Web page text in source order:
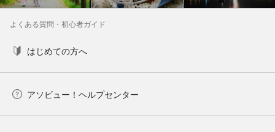
よくある質問・初心者ガイド
はじめての方へ
アソビュー！ヘルプセンター